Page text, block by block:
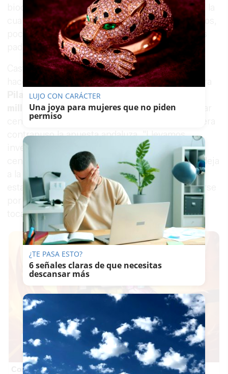
bioclimatización en funcionamiento a través de la
cual se articulan algunas adaptaciones de centros,
poco a poco y a un ritmo inferior al que muchos
padres querrían.
Castillo recurrió a la hemeroteca. Recordó que
hace cuatro años, en2022, la entonces ministra
Pilar Alegría anunció que destinaría
millones de euros a toda España para climatizar
centros escolares. Frente a esa cifra, la consejera
contrapuso la apuesta andaluza. "Llevamos
invertido ya más de
230 millonessolo en los
centros educativos". El cálculo, en su opinión, deja
a la comunidad en mal lugar respecto al reparto
estatal. Si esos 200 millones tienen que repartirse
por todo el país, planteó, el porcentaje que le
tocaría a Andalucía "no es muy importante".
Corepunk MMORPG
LUJO CON CARÁCTER
Una joya para mujeres que no piden
permiso
¿TE PASA ESTO?
6 señales claras de que necesitas
descansar más